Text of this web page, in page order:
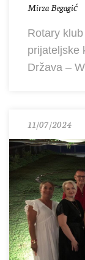
Mirza Begagić
Rotary
prijateljske
Država –
11/07/2024